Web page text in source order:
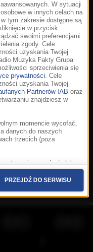
akceptację
2026 Radio Muzyka
z o.o. sp. k.
W sytuacji
w innych celach na
tym zakresie dostępne są
w przycisk
swoimi preferencjami
zgody. Cele
uzyskania Twojej
Muzyka Fakty Grupa
sprzeciwienia się
prywatności. Cele
uzyskania Twojej
Partnerów IAB oraz
znajdziesz w
momencie wycofać,
danych do naszych
trzecich (poza
usunięcia lub
złożenia skargi do
W polityce prywatności
Szczegółowe
danych znajdują się w
PRZEJDŹ DO SERWISU